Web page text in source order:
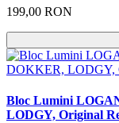
199,00 RON
Bloc Lumini
LODGY, Original